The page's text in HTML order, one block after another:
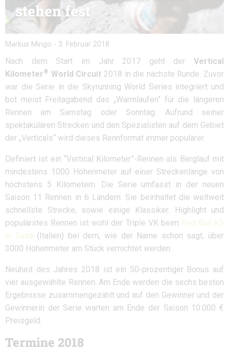
stehen fest
Markus Mingo - 3. Februar 2018
Nach dem Start im Jahr 2017 geht der Vertical
Kilometer® World Circuit 2018 in die nächste Runde. Zuvor
war die Serie in die Skyrunning World Series integriert und
bot meist Freitagabend das „Warmlaufen“ für die längeren
Rennen am Samstag oder Sonntag. Aufrund seiner
spektakulären Strecken und den Spezialisten auf dem Gebiet
der „Verticals“ wird dieses Rennformat immer populärer.
Definiert ist ein “Vertical Kilometer”-Rennen als Berglauf mit
mindestens 1000 Höhenmeter auf einer Streckenlänge von
höchstens 5 Kilometern. Die Serie umfasst in der neuen
Saison 11 Rennen in 6 Ländern. Sie beinhaltet die weltweit
schnellste Strecke, sowie einige Klassiker. Highlight und
populärstes Rennen ist wohl der Triple VK beim Red Bull K3
in Susa (Italien) bei dem, wie der Name schon sagt, über
3000 Höhenmeter am Stück vernichtet werden.
Neuheit des Jahres 2018 ist ein 50-prozentiger Bonus auf
vier ausgewählte Rennen. Am Ende werden die sechs besten
Ergebnisse zusammengezählt und auf den Gewinner und der
Gewinnerin der Serie warten am Ende der Saison 10.000 €
Preisgeld.
Termine 2018